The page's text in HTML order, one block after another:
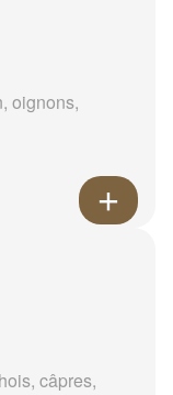
oignons,
câpres,